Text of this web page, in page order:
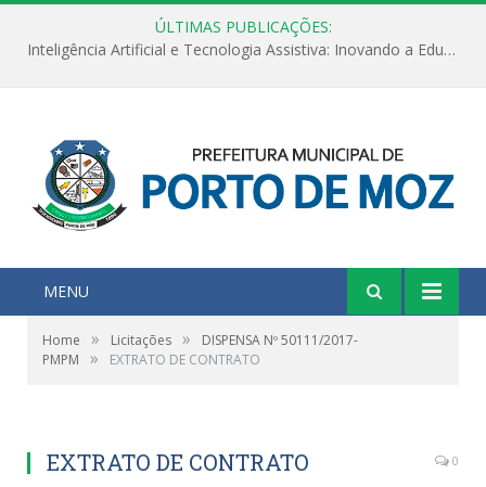
ÚLTIMAS PUBLICAÇÕES:
Inteligência Artificial e Tecnologia Assistiva: Inovando a Educação Especial e Inclusiva
MENU
Home » Licitações »
DISPENSA Nº 50111/2017-
PMPM
» EXTRATO DE CONTRATO
EXTRATO DE CONTRATO 0